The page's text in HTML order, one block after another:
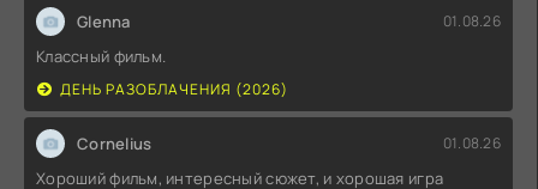
Glenna 01.08.26
Классный фильм.
ДЕНЬ РАЗОБЛАЧЕНИЯ (2026)
Cornelius 01.08.26
Хороший фильм, интересный сюжет, и хорошая игра